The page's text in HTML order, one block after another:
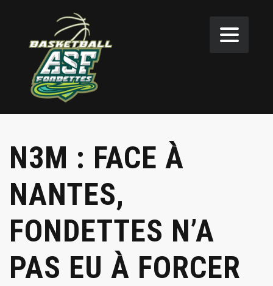
N3M : FACE À
NANTES,
FONDETTES N’A
PAS EU À FORCER